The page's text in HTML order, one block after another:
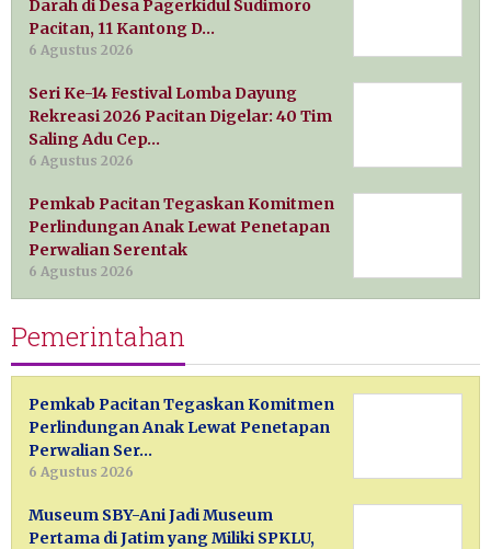
Darah di Desa Pagerkidul Sudimoro
Pacitan, 11 Kantong D…
6 Agustus 2026
Seri Ke-14 Festival Lomba Dayung
Rekreasi 2026 Pacitan Digelar: 40 Tim
Saling Adu Cep…
6 Agustus 2026
Pemkab Pacitan Tegaskan Komitmen
Perlindungan Anak Lewat Penetapan
Perwalian Serentak
6 Agustus 2026
Pemerintahan
Pemkab Pacitan Tegaskan Komitmen
Perlindungan Anak Lewat Penetapan
Perwalian Ser…
6 Agustus 2026
Museum SBY-Ani Jadi Museum
Pertama di Jatim yang Miliki SPKLU,